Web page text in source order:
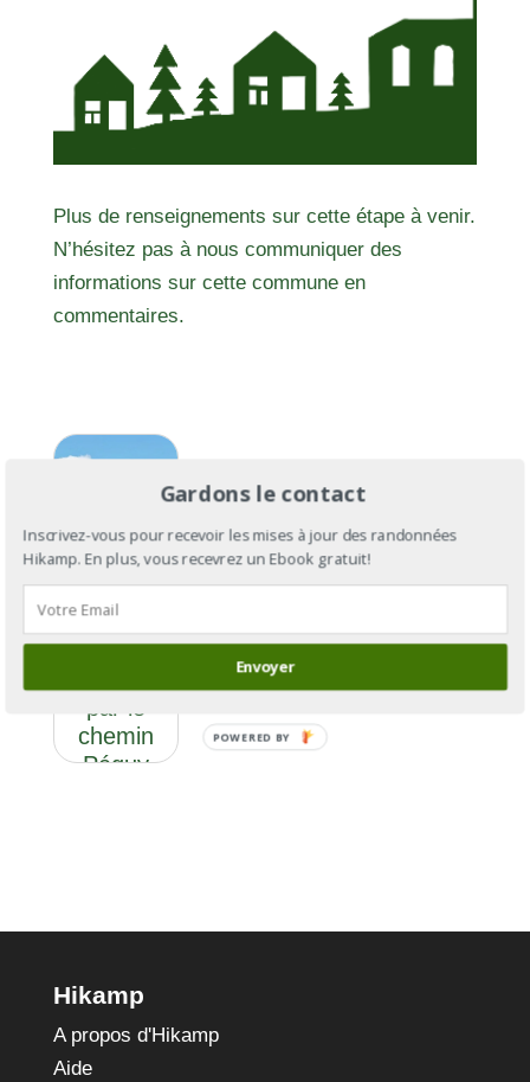
Plus de renseignements sur cette étape à venir.
N’hésitez pas à nous communiquer des
informations sur cette commune en
commentaires.
De Paris à
par le
chemin
Péguy
Hikamp
A propos d'Hikamp
Aide
Gardons le contact
Inscrivez-vous pour recevoir les mises à jour des randonnées
Hikamp. En plus, vous recevrez un Ebook gratuit!
Envoyer
POWERED BY